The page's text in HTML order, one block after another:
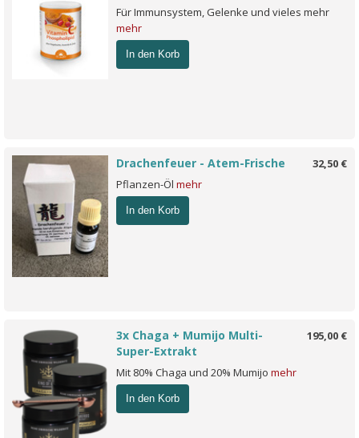
Für Immunsystem, Gelenke und vieles mehr
mehr
In den Korb
32,50 €
Drachenfeuer - Atem-Frische
Pflanzen-Öl mehr
In den Korb
195,00 €
3x Chaga + Mumijo Multi-
Super-Extrakt
Mit 80% Chaga und 20% Mumijo mehr
In den Korb